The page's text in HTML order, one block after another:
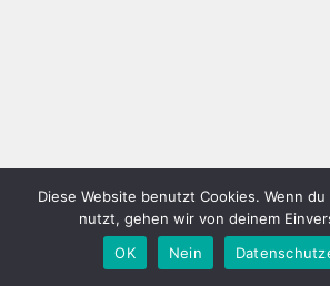
Diese Website benutzt Cookies. Wenn
nutzt, gehen wir von deinem
OK
Nein